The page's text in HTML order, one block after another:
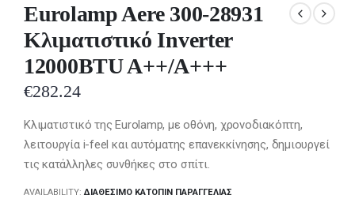
Eurolamp Aere 300-28931
Κλιματιστικό Inverter
12000BTU A++/A+++
€282.24
Κλιματιστικό της Eurolamp, με οθόνη, χρονοδιακόπτη,
λειτουργία i-feel και αυτόματης επανεκκίνησης, δημιουργεί
τις κατάλληλες συνθήκες στο σπίτι.
AVAILABILITY:ΔΙΑΘΈΣΙΜΟ ΚΑΤΌΠΙΝ ΠΑΡΑΓΓΕΛΊΑΣ